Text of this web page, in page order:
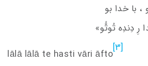
با خدا بو
دِندِه تُوتُّو»
[3]
lālā lālā te hasti vāri āfto